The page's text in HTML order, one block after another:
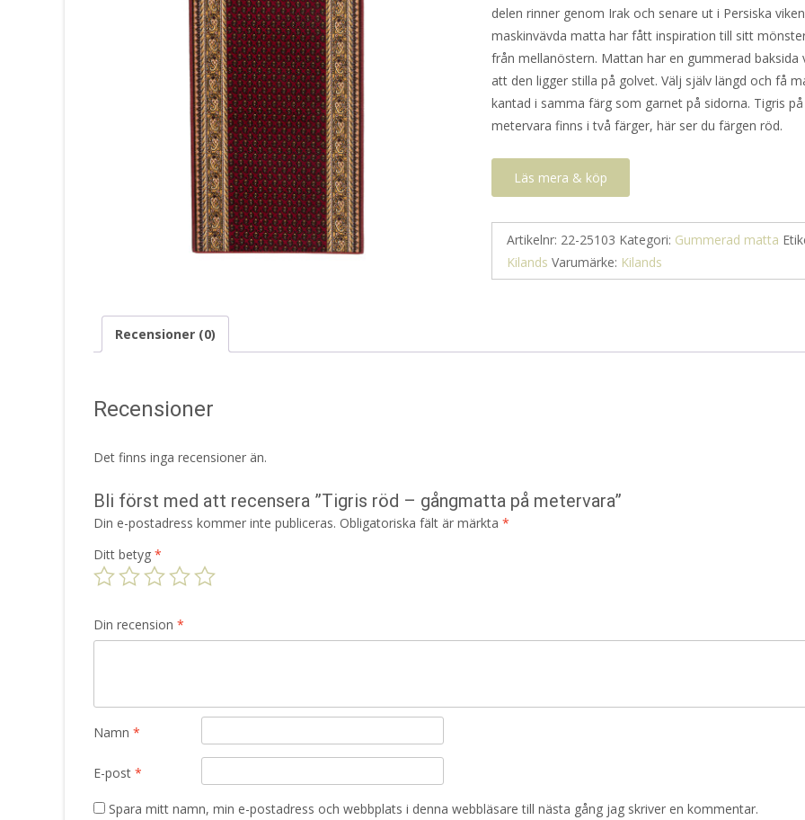
delen rinner genom Irak och senare ut i Persiska
maskinvävda matta har fått inspiration till sitt
från mellanöstern. Mattan har en gummerad baksida
att den ligger stilla på golvet. Välj själv längd och få
kantad i samma färg som garnet på sidorna. Tigris på
metervara finns i två färger, här ser du färgen röd.
Läs mera & köp
Artikelnr: 22-25103 Kategori: Gummerad matta
Kilands Varumärke: Kilands
Recensioner (0)
Recensioner
Det finns inga recensioner än.
Bli först med att recensera ”Tigris röd – gångmatta på metervara”
Din e-postadress kommer inte publiceras. Obligatoriska fält är märkta *
Ditt betyg *
Din recension *
Namn *
E-post *
Spara mitt namn, min e-postadress och webbplats i denna webbläsare till nästa gång jag skriver en kommentar.